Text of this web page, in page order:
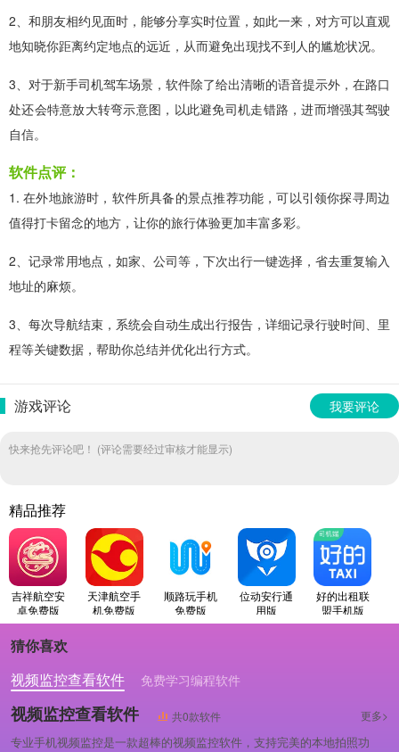
2、和朋友相约见面时，能够分享实时位置，如此一来，对方可以直观
地知晓你距离约定地点的远近，从而避免出现找不到人的尴尬状况。
3、对于新手司机驾车场景，软件除了给出清晰的语音提示外，在路口
处还会特意放大转弯示意图，以此避免司机走错路，进而增强其驾驶
自信。
软件点评：
1. 在外地旅游时，软件所具备的景点推荐功能，可以引领你探寻周边
值得打卡留念的地方，让你的旅行体验更加丰富多彩。
2、记录常用地点，如家、公司等，下次出行一键选择，省去重复输入
地址的麻烦。
3、每次导航结束，系统会自动生成出行报告，详细记录行驶时间、里
程等关键数据，帮助你总结并优化出行方式。
游戏评论 我要评论
快来抢先评论吧！ (评论需要经过审核才能显示)
精品推荐
吉祥航空安
卓免费版
天津航空手
机免费版
顺路玩手机
免费版
位动安行通
用版
好的出租联
盟手机版
猜你喜欢
视频监控查看软件
免费学习编程软件
专业做婚礼策划的软件
视频监控查看软件 共0款软件 更多>
专业手机视频监控是一款超棒的视频监控软件，支持完美的本地拍照功